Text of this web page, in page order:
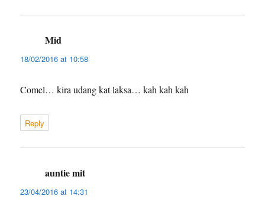
Mid
18/02/2016 at 10:58
Comel… kira udang kat laksa… kah kah kah
Reply
auntie mitsays:
23/04/2016 at 14:31